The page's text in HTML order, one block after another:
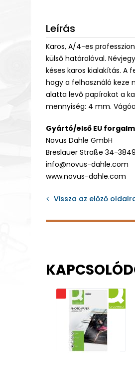
Leírás
Karos, A/4-es
külső határolóval.
késes karos kialakítás. A
hogy a felhasználó keze
alatta levő papírokat a
mennyiség: 4 mm.
Gyártó/első EU
Novus Dahle GmbH
Breslauer Straße 34-
info@novus-dahle.com
www.novus-dahle.com
Vissza az előző